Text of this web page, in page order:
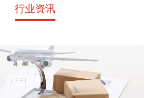
行业资讯